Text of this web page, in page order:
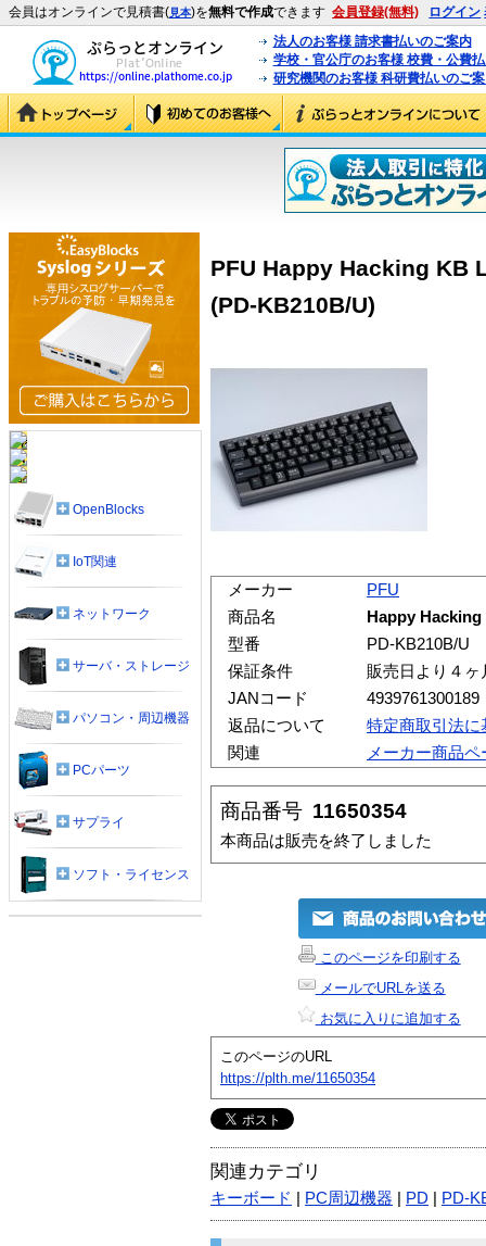
会員はオンラインで見積書(見本)を無料で作成できます 会員登録(無料) ログイン
法人のお客様 請求書払いのご案内
学校・官公庁のお客様 校費・公費
研究機関のお客様 科研費払いのご
PFU Happy Hacking KB
(PD-KB210B/U)
メーカー
PFU
商品名
Happy
型番
PD-KB210B/U
保証条件
販売日より４
JANコード
4939761300189
返品について
特定商取引法に
関連
メーカー商品ペ
商品番号 11650354
本商品は販売を終了しました
このページを印刷する
メールでURLを送る
お気に入りに追加する
このページのURL
https://plth.me/11650354
関連カテゴリ
キーボード PC周辺機器 PD PD-
OpenBlocks
IoT関連
ネットワーク
サーバ・ストレージ
パソコン・周辺機器
PCパーツ
サプライ
ソフト・ライセンス